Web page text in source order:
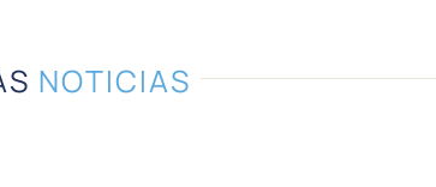
NOTICIAS